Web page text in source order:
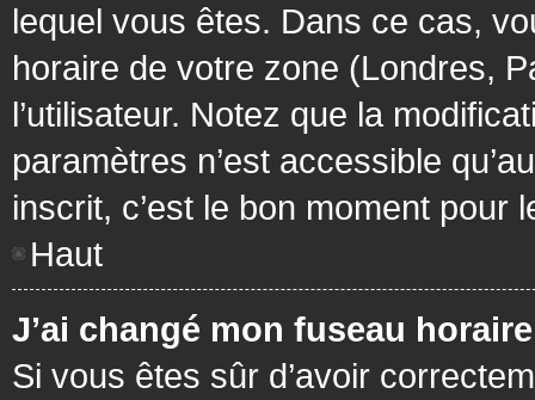
lequel vous êtes. Dans ce cas,
horaire de votre zone (Londres,
l’utilisateur. Notez que la
paramètres n’est accessible
inscrit, c’est le bon moment pour
Haut
J’ai changé mon fuseau
Si vous êtes sûr d’avoir